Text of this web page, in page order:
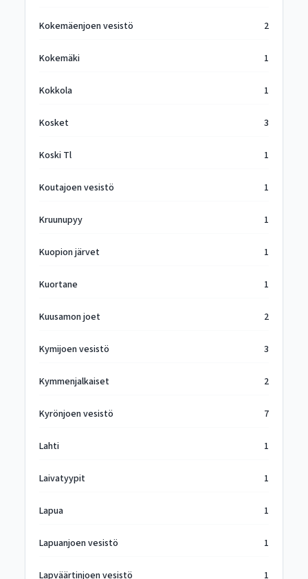
Kokemäenjoen vesistö 2
Kokemäki 1
Kokkola 1
Kosket 3
Koski Tl 1
Koutajoen vesistö 1
Kruunupyy 1
Kuopion järvet 1
Kuortane 1
Kuusamon joet 2
Kymijoen vesistö 3
Kymmenjalkaiset 2
Kyrönjoen vesistö 7
Lahti 1
Laivatyypit 1
Lapua 1
Lapuanjoen vesistö 1
Lapväärtinjoen vesistö 1